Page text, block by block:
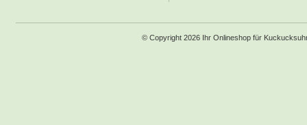
© Copyright 2026 Ihr Onlineshop für